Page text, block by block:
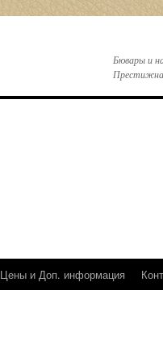
Бювары и
Цены и Доп. информация